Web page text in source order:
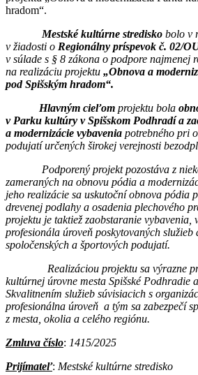
hradom“.
Mestské kultúrne stredisko bolo v
v žiadosti o Regionálny príspevok č. 02/
v súlade s § 8 zákona o podpore najmenej
na realizáciu projektu „Obnova a
pod Spišským hradom“.
Hlavným cieľom projektu bola
v Parku kultúry v Spišskom Podhradí a
a modernizácie vybavenia potrebného pri
podujatí určených širokej verejnosti
Podporený projekt pozostáva z
zameraných na obnovu pódia a
jeho realizácie sa uskutoční obnova pódia
drevenej podlahy a osadenia plechového
projektu je taktiež zaobstaranie vybavenia,
profesionála úroveň poskytovaných
spoločenských a športových podujatí.
Realizáciou projektu sa výrazne
kultúrnej úrovne mesta Spišské Podhradie
Skvalitnením služieb súvisiacich s
profesionálna úroveň a tým sa zabezpečí
z mesta, okolia a celého regiónu.
Zmluva číslo: 1415/2025
Prijímateľ: Mestské kultúrne stredisko